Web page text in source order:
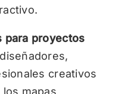
para proyectos
creativos
mapas